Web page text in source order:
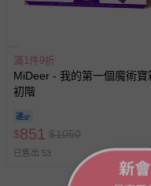
滿1件9折
MiDeer - 我的第一個魔術寶
初階
$851 $1050
已售出 53